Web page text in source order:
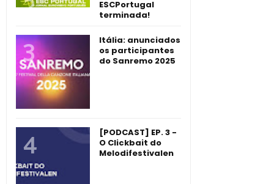
ESCPortugal
terminada!
Itália: anunciados
os participantes
do Sanremo 2025
[PODCAST] EP. 3 -
O Clickbait do
Melodifestivalen